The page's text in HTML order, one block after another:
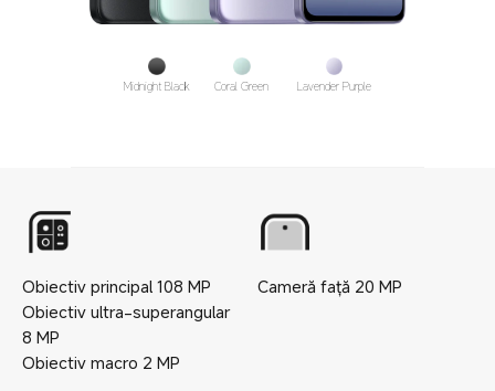
Midnight Black Coral Green Lavender Purple
Obiectiv principal 108 MP
Obiectiv ultra-superangular
8 MP
Obiectiv macro 2 MP
Cameră față 20 MP